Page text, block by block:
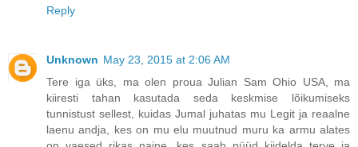
Reply
Unknown May 23, 2015 at 2:06 AM
Tere iga üks, ma olen proua Julian Sam Ohio USA, ma
kiiresti tahan kasutada seda keskmise lõikumiseks
tunnistust sellest, kuidas Jumal juhatas mu Legit ja reaalne
laenu andja, kes on mu elu muutnud muru ka armu alates